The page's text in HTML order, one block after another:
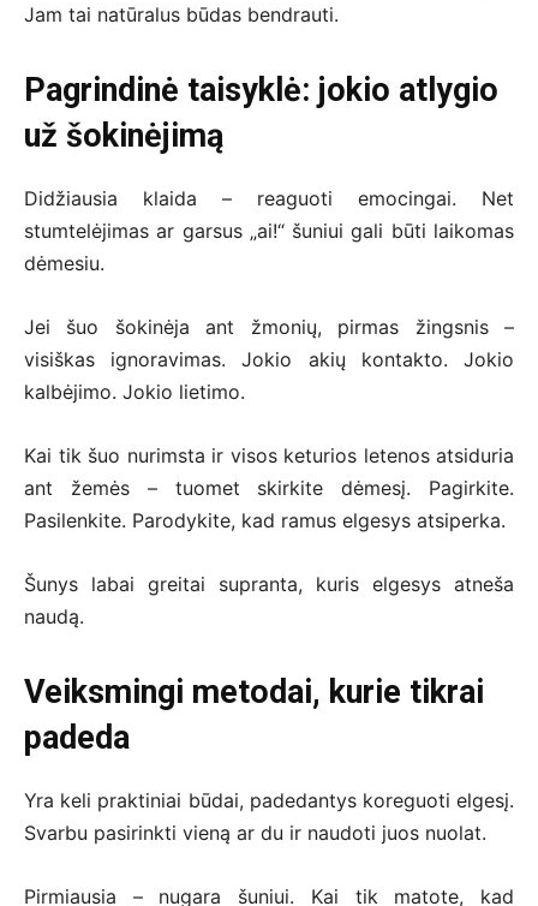
Jam tai natūralus būdas bendrauti.
Pagrindinė taisyklė: jokio atlygio
už šokinėjimą
Didžiausia klaida – reaguoti emocingai. Net
stumtelėjimas ar garsus „ai!“ šuniui gali būti laikomas
dėmesiu.
Jei šuo šokinėja ant žmonių, pirmas žingsnis –
visiškas ignoravimas. Jokio akių kontakto. Jokio
kalbėjimo. Jokio lietimo.
Kai tik šuo nurimsta ir visos keturios letenos atsiduria
ant žemės – tuomet skirkite dėmesį. Pagirkite.
Pasilenkite. Parodykite, kad ramus elgesys atsiperka.
Šunys labai greitai supranta, kuris elgesys atneša
naudą.
Veiksmingi metodai, kurie tikrai
padeda
Yra keli praktiniai būdai, padedantys koreguoti elgesį.
Svarbu pasirinkti vieną ar du ir naudoti juos nuolat.
Pirmiausia – nugara šuniui. Kai tik matote, kad